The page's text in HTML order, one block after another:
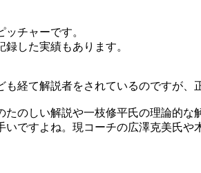
チャーです。
録した実績もあります。
も経て解説者をされているのですが、
のしい解説や一枝修平氏の理論的な
ですよね。現コーチの広澤克美氏や